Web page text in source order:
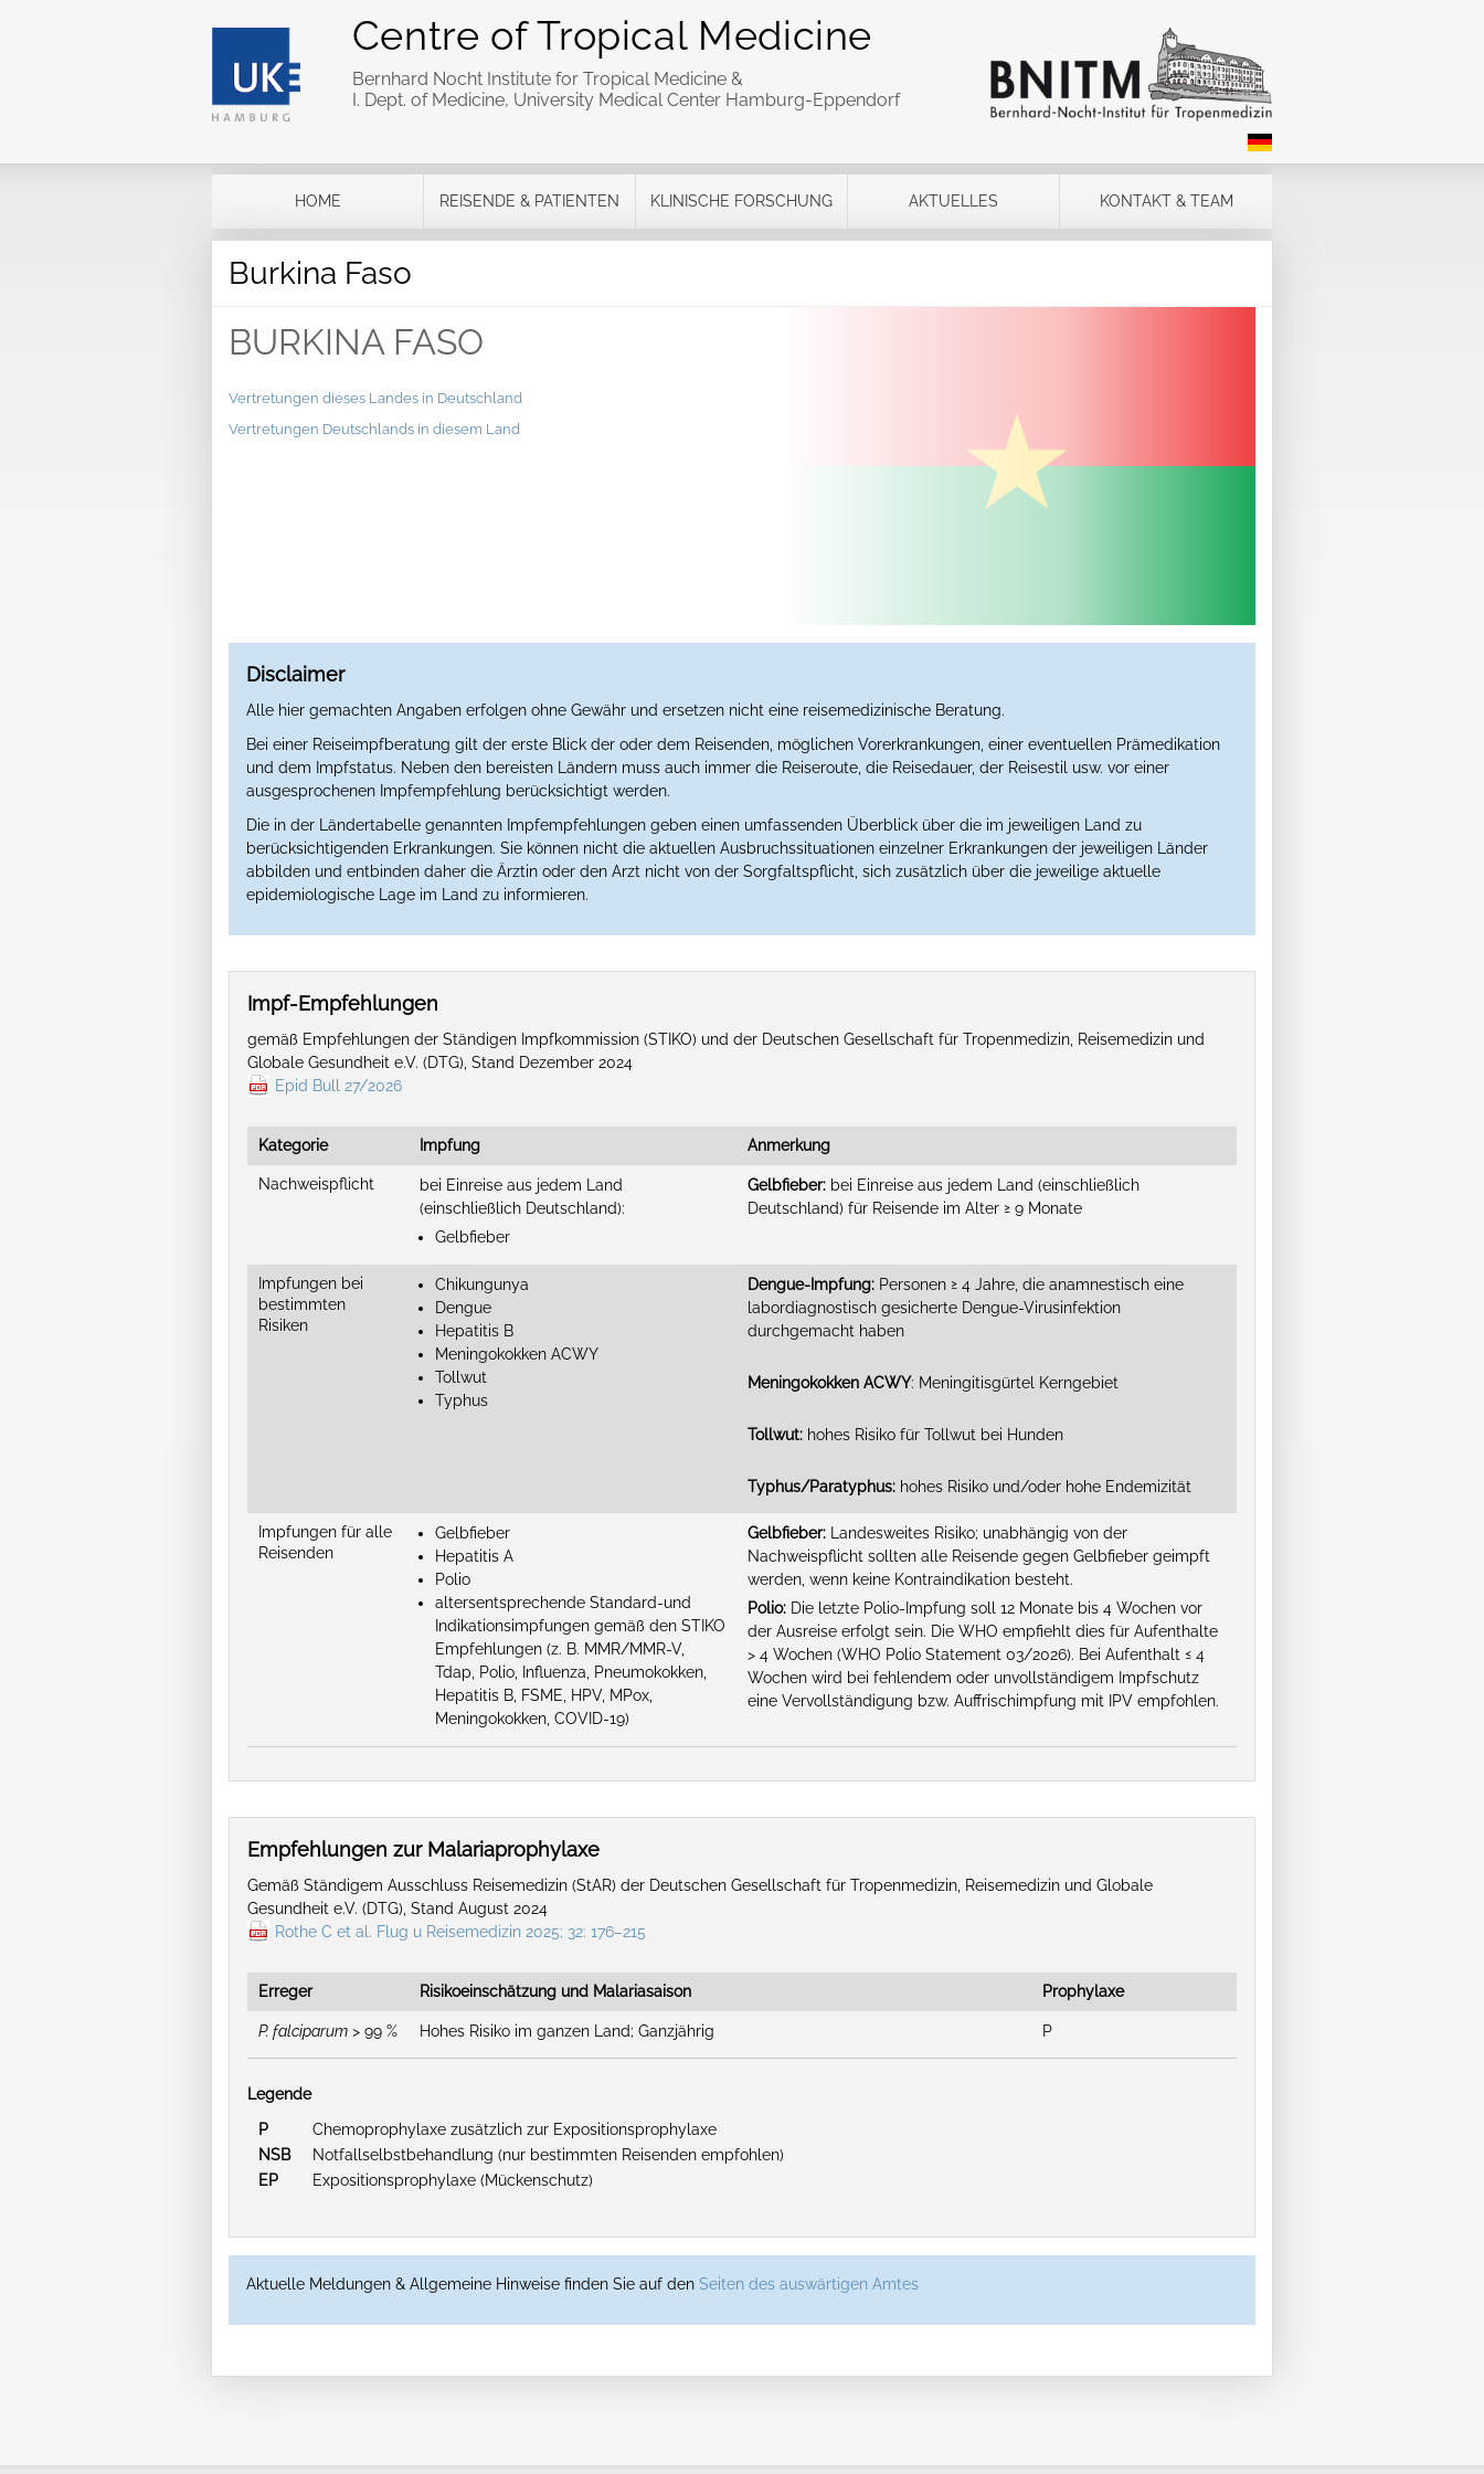
Centre of Tropical Medicine
Bernhard Nocht Institute for Tropical Medicine &
I. Dept. of Medicine, University Medical Center Hamburg-Eppendorf
HOME REISENDE & PATIENTEN KLINISCHE FORSCHUNG AKTUELLES KONTAKT & TEAM
Burkina Faso
BURKINA FASO
Vertretungen dieses Landes in Deutschland
Vertretungen Deutschlands in diesem Land
Disclaimer
Alle hier gemachten Angaben erfolgen ohne Gewähr und ersetzen nicht eine reisemedizinische Beratung.
Bei einer Reiseimpfberatung gilt der erste Blick der oder dem Reisenden, möglichen Vorerkrankungen, einer eventuellen Prämedikation
und dem Impfstatus. Neben den bereisten Ländern muss auch immer die Reiseroute, die Reisedauer, der Reisestil usw. vor einer
ausgesprochenen Impfempfehlung berücksichtigt werden.
Die in der Ländertabelle genannten Impfempfehlungen geben einen umfassenden Überblick über die im jeweiligen Land zu
berücksichtigenden Erkrankungen. Sie können nicht die aktuellen Ausbruchssituationen einzelner Erkrankungen der jeweiligen Länder
abbilden und entbinden daher die Ärztin oder den Arzt nicht von der Sorgfaltspflicht, sich zusätzlich über die jeweilige aktuelle
epidemiologische Lage im Land zu informieren.
Impf-Empfehlungen
gemäß Empfehlungen der Ständigen Impfkommission (STIKO) und der Deutschen Gesellschaft für Tropenmedizin, Reisemedizin und
Globale Gesundheit e.V. (DTG), Stand Dezember 2024
Epid Bull 27/2026
Kategorie Impfung Anmerkung
Nachweispflicht
bei Einreise aus jedem Land
(einschließlich Deutschland):
Gelbfieber
Gelbfieber: bei Einreise aus jedem Land (einschließlich
Deutschland) für Reisende im Alter ≥ 9 Monate
Impfungen bei
bestimmten
Risiken
Chikungunya
Dengue
Hepatitis B
Meningokokken ACWY
Tollwut
Typhus
Dengue-Impfung: Personen ≥ 4 Jahre, die anamnestisch eine
labordiagnostisch gesicherte Dengue-Virusinfektion
durchgemacht haben
Meningokokken ACWY: Meningitisgürtel Kerngebiet
Tollwut: hohes Risiko für Tollwut bei Hunden
Typhus/Paratyphus: hohes Risiko und/oder hohe Endemizität
Impfungen für alle
Reisenden
Gelbfieber
Hepatitis A
Polio
altersentsprechende Standard-und
Indikationsimpfungen gemäß den STIKO
Empfehlungen (z. B. MMR/MMR-V,
Tdap, Polio, Influenza, Pneumokokken,
Hepatitis B, FSME, HPV, MPox,
Meningokokken, COVID-19)
Gelbfieber: Landesweites Risiko; unabhängig von der
Nachweispflicht sollten alle Reisende gegen Gelbfieber geimpft
werden, wenn keine Kontraindikation besteht.
Polio: Die letzte Polio-Impfung soll 12 Monate bis 4 Wochen vor
der Ausreise erfolgt sein. Die WHO empfiehlt dies für Aufenthalte
> 4 Wochen (WHO Polio Statement 03/2026). Bei Aufenthalt ≤ 4
Wochen wird bei fehlendem oder unvollständigem Impfschutz
eine Vervollständigung bzw. Auffrischimpfung mit IPV empfohlen.
Empfehlungen zur Malariaprophylaxe
Gemäß Ständigem Ausschluss Reisemedizin (StAR) der Deutschen Gesellschaft für Tropenmedizin, Reisemedizin und Globale
Gesundheit e.V. (DTG), Stand August 2024
Rothe C et al. Flug u Reisemedizin 2025; 32: 176–215
Erreger Risikoeinschätzung und Malariasaison Prophylaxe
P. falciparum > 99 % Hohes Risiko im ganzen Land; Ganzjährig P
Legende
P
Chemoprophylaxe zusätzlich zur Expositionsprophylaxe
NSB
Notfallselbstbehandlung (nur bestimmten Reisenden empfohlen)
EP
Expositionsprophylaxe (Mückenschutz)
Aktuelle Meldungen & Allgemeine Hinweise finden Sie auf den Seiten des auswärtigen Amtes